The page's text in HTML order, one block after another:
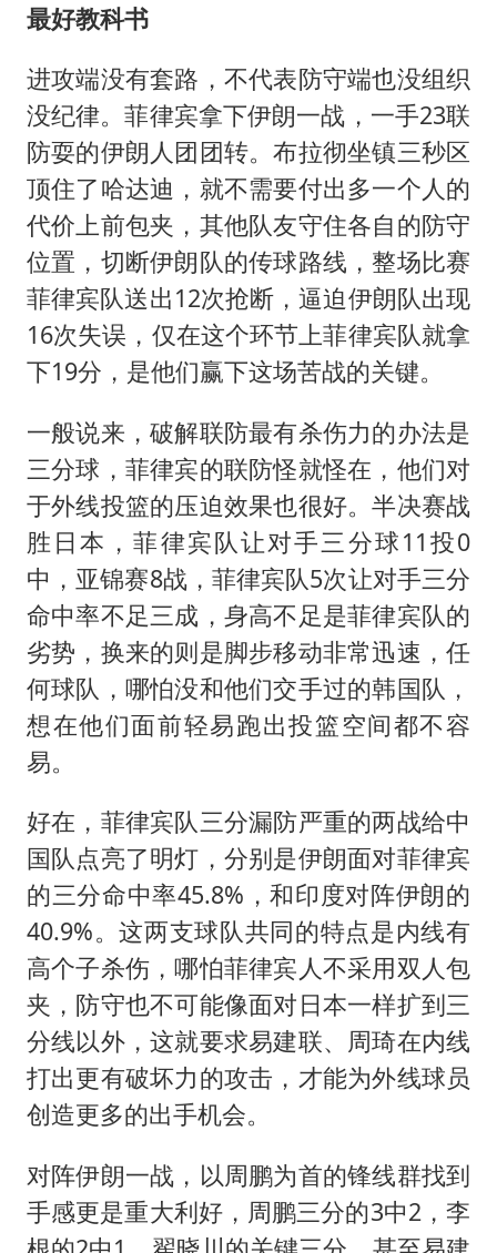
最好教科书
进攻端没有套路，不代表防守端也没组织
没纪律。菲律宾拿下伊朗一战，一手23联
防耍的伊朗人团团转。布拉彻坐镇三秒区
顶住了哈达迪，就不需要付出多一个人的
代价上前包夹，其他队友守住各自的防守
位置，切断伊朗队的传球路线，整场比赛
菲律宾队送出12次抢断，逼迫伊朗队出现
16次失误，仅在这个环节上菲律宾队就拿
下19分，是他们赢下这场苦战的关键。
一般说来，破解联防最有杀伤力的办法是
三分球，菲律宾的联防怪就怪在，他们对
于外线投篮的压迫效果也很好。半决赛战
胜日本，菲律宾队让对手三分球11投0
中，亚锦赛8战，菲律宾队5次让对手三分
命中率不足三成，身高不足是菲律宾队的
劣势，换来的则是脚步移动非常迅速，任
何球队，哪怕没和他们交手过的韩国队，
想在他们面前轻易跑出投篮空间都不容
易。
好在，菲律宾队三分漏防严重的两战给中
国队点亮了明灯，分别是伊朗面对菲律宾
的三分命中率45.8%，和印度对阵伊朗的
40.9%。这两支球队共同的特点是内线有
高个子杀伤，哪怕菲律宾人不采用双人包
夹，防守也不可能像面对日本一样扩到三
分线以外，这就要求易建联、周琦在内线
打出更有破坏力的攻击，才能为外线球员
创造更多的出手机会。
对阵伊朗一战，以周鹏为首的锋线群找到
手感更是重大利好，周鹏三分的3中2，李